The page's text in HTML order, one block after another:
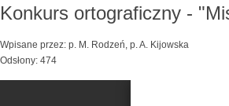
Konkurs ortograficzny -
Wpisane przez: p. M. Rodzeń, p. A. Kijowska
Odsłony: 474